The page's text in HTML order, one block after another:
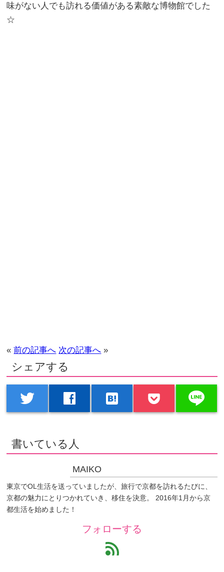
味がない人でも訪れる価値がある素敵な博物館でした
☆
«前の記事へ 次の記事へ »
シェアする
twitter facebook hatenabookmark line
書いている人
MAIKO
東京でOL生活を送っていましたが、旅行で京都を訪れるたびに、
京都の魅力にとりつかれていき、移住を決意。 2016年1月から京
都生活を始めました！
フォローする
feed